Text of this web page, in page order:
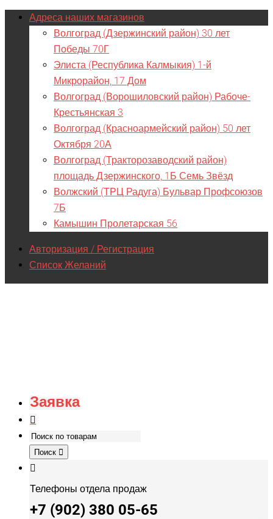
Адреса наших магазинов
Волгоград (Дзержинский район) 30 лет
Победы 70Г
Элиста (Республика Калмыкия) 1-й
Микрорайон, 17 Дом
Волгоград (Ворошиловский район) Рабоче-
Крестьянская 3
Волгоград (Красноармейский район) 50 лет
Октября 20А
Волгоград (Тракторозаводский район)
площадь Дзержинского, 1Б Семь Звёзд
Волжский (ТРЦ Радуга) Бульвар Профсоюзов
7Б
Камышин Пролетарская 56
Авторизация / Регистрация
Список Желаний
Заявка
Поиск
Телефоны отдела продаж
+7 (902) 380 05-65